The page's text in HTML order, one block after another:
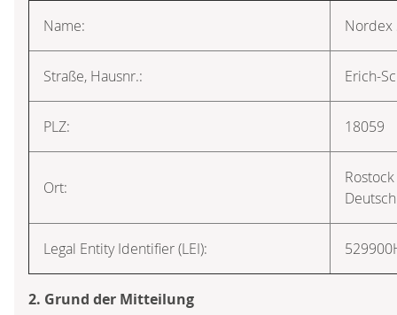
Name: Nordex
Straße, Hausnr.: Erich-
PLZ: 18059
Ort:
Rostock
Legal Entity Identifier (LEI):
2. Grund der Mitteilung